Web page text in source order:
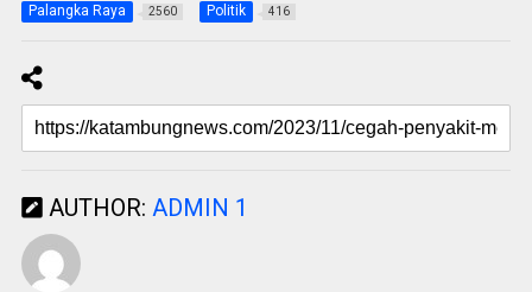
Palangka Raya 2560 Politik 416
AUTHOR: ADMIN 1